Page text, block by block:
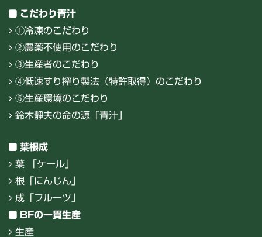
こだわり青汁
①冷凍のこだわり
②農薬不使用のこだわり
③生産者のこだわり
④低速すり搾り製法（特許取得）のこだわり
⑤生産環境のこだわり
鈴木靜夫の命の源「青汁」
葉根成
葉 「ケール」
根「にんじん」
成「フルーツ」
BFの一貫生産
生産